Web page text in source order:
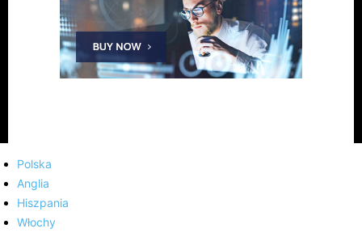
Polska
Anglia
Hiszpania
Włochy